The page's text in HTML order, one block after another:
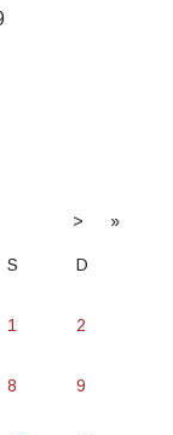
> »
S D
1 2
8 9